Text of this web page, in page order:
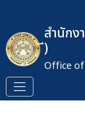
สำนักง
ี)
Office